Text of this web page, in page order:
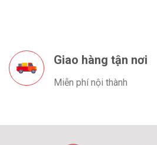
Giao hàng tận nơi
Miễn phí nội thành